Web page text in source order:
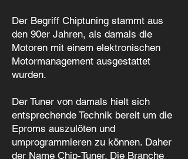
Der Begriff Chiptuning stammt aus
den 90er Jahren, als damals die
Motoren mit einem elektronischen
Motormanagement ausgestattet
wurden.
Der Tuner von damals hielt sich
entsprechende Technik bereit um die
Eproms auszulöten und
umprogrammieren zu können. Daher
der Name Chip-Tuner. Die Branche